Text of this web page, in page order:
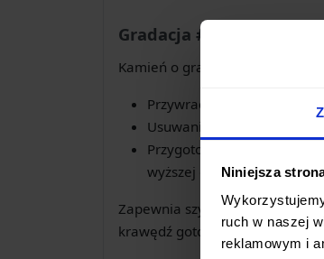
Niniejsza
ruch w naszej
reklamowym i
Gradacja #600 - Idealna
Kamień o gradacji #600
Przywracania ostrości
Usuwania niewielkich
Przygotowania krawędzi
wyższej gradacji.
Zapewnia szybkie i efektywne
krawędź gotową do pracy lub